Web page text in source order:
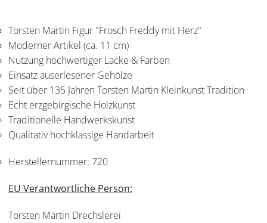
Torsten Martin Figur "Frosch Freddy mit Herz"
Moderner Artikel (ca. 11 cm)
Nutzung hochwertiger Lacke & Farben
Einsatz auserlesener Gehölze
Seit über 135 Jahren Torsten Martin Kleinkunst Tradition
Echt erzgebirgische Holzkunst
Traditionelle Handwerkskunst
Qualitativ hochklassige Handarbeit
Herstellernummer: 720
EU Verantwortliche Person:
Torsten Martin Drechslerei